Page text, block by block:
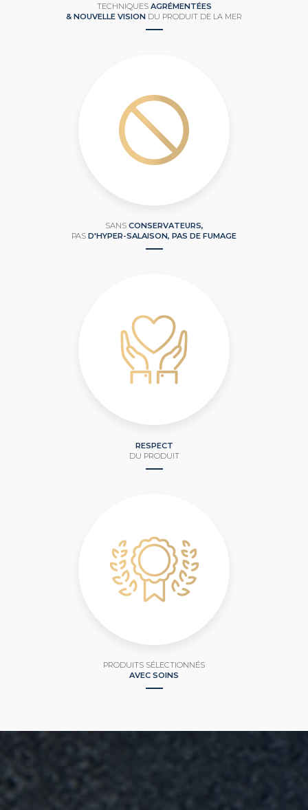
TECHNIQUES AGRÉMENTÉES
& NOUVELLE VISION DU PRODUIT DE LA MER
SANS CONSERVATEURS,
PAS D'HYPER-SALAISON, PAS DE FUMAGE
RESPECT
DU PRODUIT
PRODUITS SÉLECTIONNÉS
AVEC SOINS